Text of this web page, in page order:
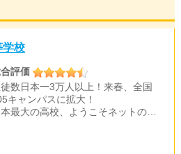
学校
評価
数日本一3万人以上！来春、全国
キャンパスに拡大！
本最大の高校、ようこそネットの…